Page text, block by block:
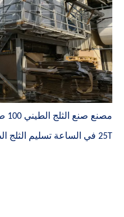
مصنع صنع الثلج الطيني 100 طن + مخزن الثلج الطيني 40 طن
25T في الساعة تسليم الثلج الطيني